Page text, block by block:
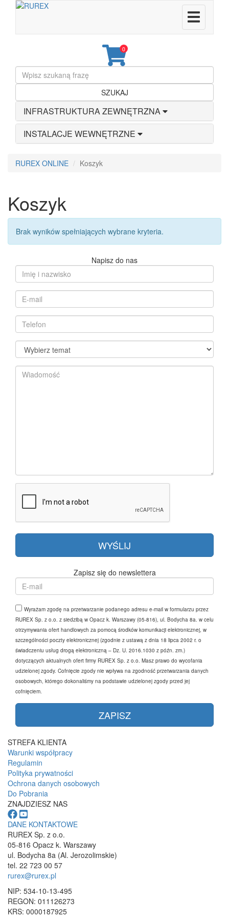
0
SZUKAJ
INFRASTRUKTURA ZEWNĘTRZNA
INSTALACJE WEWNĘTRZNE
RUREX ONLINE Koszyk
Koszyk
Brak wyników spełniających wybrane kryteria.
Napisz do nas
Zapisz się do newslettera
Wyrażam zgodę na przetwarzanie podanego adresu e-mail w formularzu przez
RUREX Sp. z o.o. z siedzibą w Opacz k. Warszawy (05-816), ul. Bodycha 8a. w celu
otrzymywania ofert handlowych za pomocą środków komunikacji elektronicznej, w
szczególności poczty elektronicznej (zgodnie z ustawą z dnia 18 lipca 2002 r. o
świadczeniu usług drogą elektroniczną – Dz. U. 2016.1030 z późn. zm.)
dotyczących aktualnych ofert firmy RUREX Sp. z o.o. Masz prawo do wycofania
udzielonej zgody. Cofnięcie zgody nie wpływa na zgodność przetwarzania danych
osobowych, którego dokonaliśmy na podstawie udzielonej zgody przed jej
cofnięciem.
STREFA KLIENTA
Warunki współpracy
Regulamin
Polityka prywatności
Ochrona danych osobowych
Do Pobrania
ZNAJDZIESZ NAS
DANE KONTAKTOWE
RUREX Sp. z o.o.
05-816 Opacz k. Warszawy
ul. Bodycha 8a (Al. Jerozolimskie)
tel. 22 723 00 57
rurex@rurex.pl
NIP: 534-10-13-495
REGON: 011126273
KRS: 0000187925